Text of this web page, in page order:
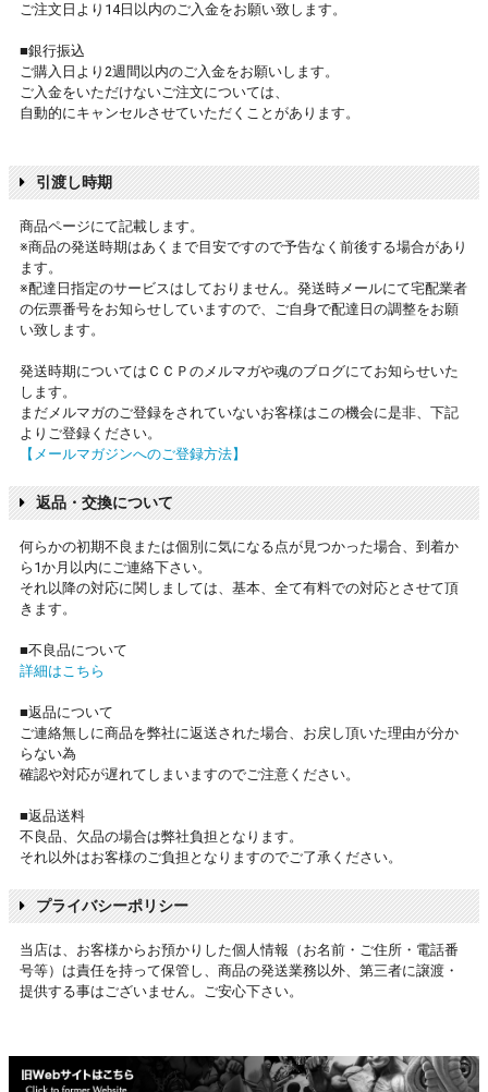
ご注文日より14日以内のご入金をお願い致します。
■銀行振込
ご購入日より2週間以内のご入金をお願いします。
ご入金をいただけないご注文については、
自動的にキャンセルさせていただくことがあります。
引渡し時期
商品ページにて記載します。
※商品の発送時期はあくまで目安ですので予告なく前後する場合があり
ます。
※配達日指定のサービスはしておりません。発送時メールにて宅配業者
の伝票番号をお知らせしていますので、ご自身で配達日の調整をお願
い致します。
発送時期についてはＣＣＰのメルマガや魂のブログにてお知らせいた
します。
まだメルマガのご登録をされていないお客様はこの機会に是非、下記
よりご登録ください。
【メールマガジンへのご登録方法】
返品・交換について
何らかの初期不良または個別に気になる点が見つかった場合、到着か
ら1か月以内にご連絡下さい。
それ以降の対応に関しましては、基本、全て有料での対応とさせて頂
きます。
■不良品について
詳細はこちら
■返品について
ご連絡無しに商品を弊社に返送された場合、お戻し頂いた理由が分か
らない為
確認や対応が遅れてしまいますのでご注意ください。
■返品送料
不良品、欠品の場合は弊社負担となります。
それ以外はお客様のご負担となりますのでご了承ください。
プライバシーポリシー
当店は、お客様からお預かりした個人情報（お名前・ご住所・電話番
号等）は責任を持って保管し、商品の発送業務以外、第三者に譲渡・
提供する事はございません。ご安心下さい。